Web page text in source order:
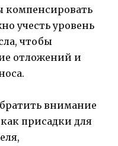
компенсировать
учесть уровень
чтобы
отложений и
внимание
присадки для